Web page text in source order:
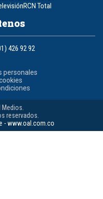
RCN Total
426 92 92
personales
reservados.
- www.oal.com.co